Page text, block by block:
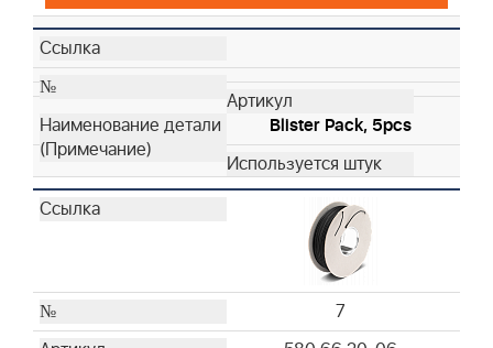
Blister Pack, 5pcs
7